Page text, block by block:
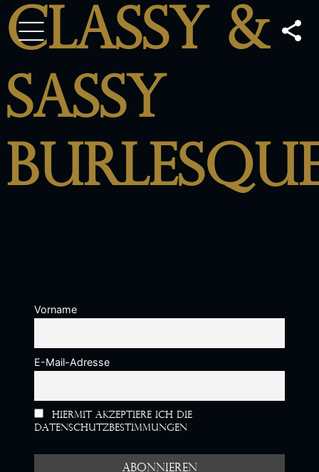
Classy &
Sassy
Vorname
E-Mail-Adresse
Hiermit akzeptiere ich die
Datenschutzbestimmungen